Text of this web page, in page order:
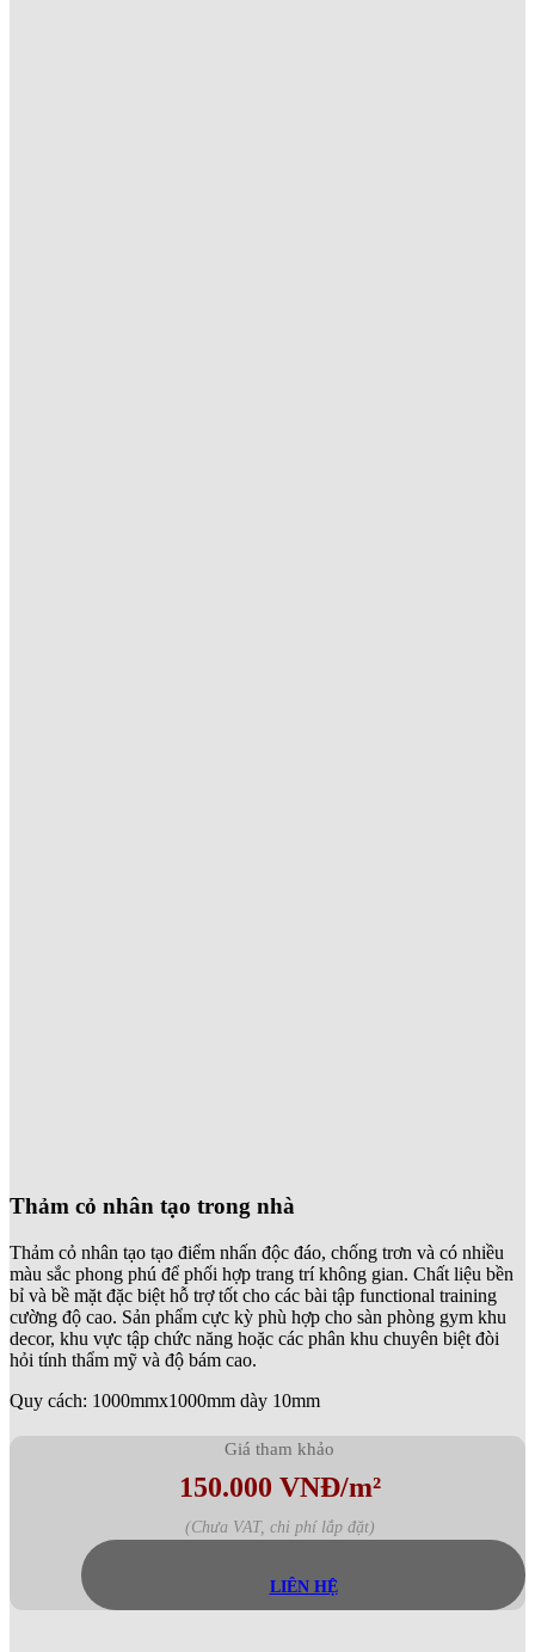
Thảm cỏ nhân tạo trong nhà
Thảm cỏ nhân tạo tạo điểm nhấn độc đáo, chống trơn và có nhiều
màu sắc phong phú để phối hợp trang trí không gian. Chất liệu bền
bỉ và bề mặt đặc biệt hỗ trợ tốt cho các bài tập functional training
cường độ cao. Sản phẩm cực kỳ phù hợp cho sàn phòng gym khu
decor, khu vực tập chức năng hoặc các phân khu chuyên biệt đòi
hỏi tính thẩm mỹ và độ bám cao.
Quy cách: 1000mmx1000mm dày 10mm
Giá tham khảo
150.000 VNĐ/m²
(Chưa VAT, chi phí lắp đặt)
LIÊN HỆ